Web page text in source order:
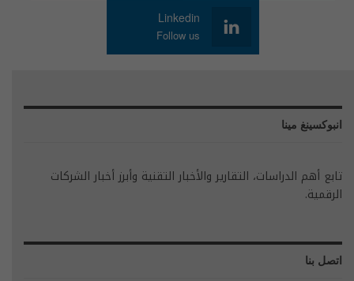
Linkedin
Follow us
انبوكسينغ مينا
تابع أهم الدراسات، التقارير والأخبار التقنية وأبرز أخبار الشركات
الرقمية.
اتصل بنا